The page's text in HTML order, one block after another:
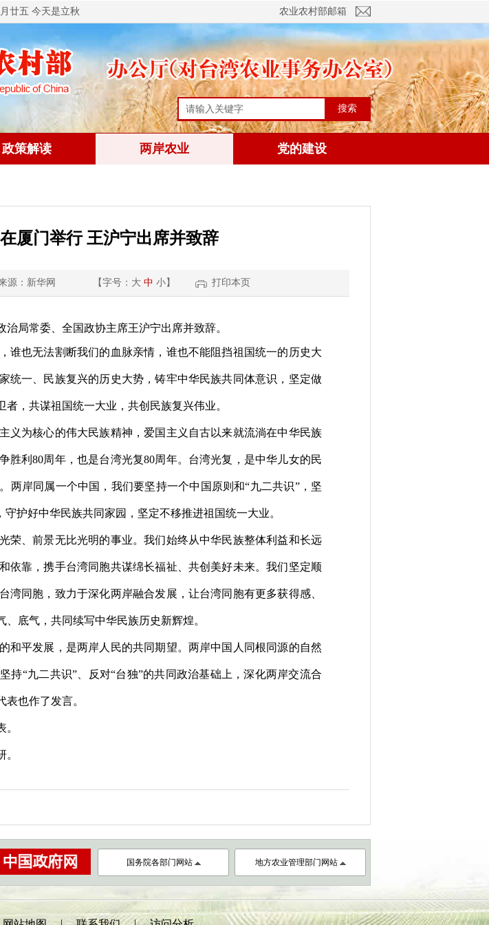
廿五 今天是立秋 农业农村部邮箱
搜索
政策解读 两岸农业 党的建设
厦门举行 王沪宁出席并致辞
源：新华网 【字号： 大 中 小】 打印本页
治局常委、全国政协主席王沪宁出席并致辞。
谁也无法割断我们的血脉亲情，谁也不能阻挡祖国统一的历史大
统一、民族复兴的历史大势，铸牢中华民族共同体意识，坚定做
，共谋祖国统一大业，共创民族复兴伟业。
义为核心的伟大民族精神，爱国主义自古以来就流淌在中华民族
胜利80周年，也是台湾光复80周年。台湾光复，是中华儿女的民
两岸同属一个中国，我们要坚持一个中国原则和“九二共识”，坚
护好中华民族共同家园，坚定不移推进祖国统一大业。
荣、前景无比光明的事业。我们始终从中华民族整体利益和长远
依靠，携手台湾同胞共谋绵长福祉、共创美好未来。我们坚定顺
同胞，致力于深化两岸融合发展，让台湾同胞有更多获得感、
底气，共同续写中华民族历史新辉煌。
和平发展，是两岸人民的共同期望。两岸中国人同根同源的自然
持“九二共识”、反对“台独”的共同政治基础上，深化两岸交流合
也作了发言。
国务院各部门网站 地方农业管理部门网站